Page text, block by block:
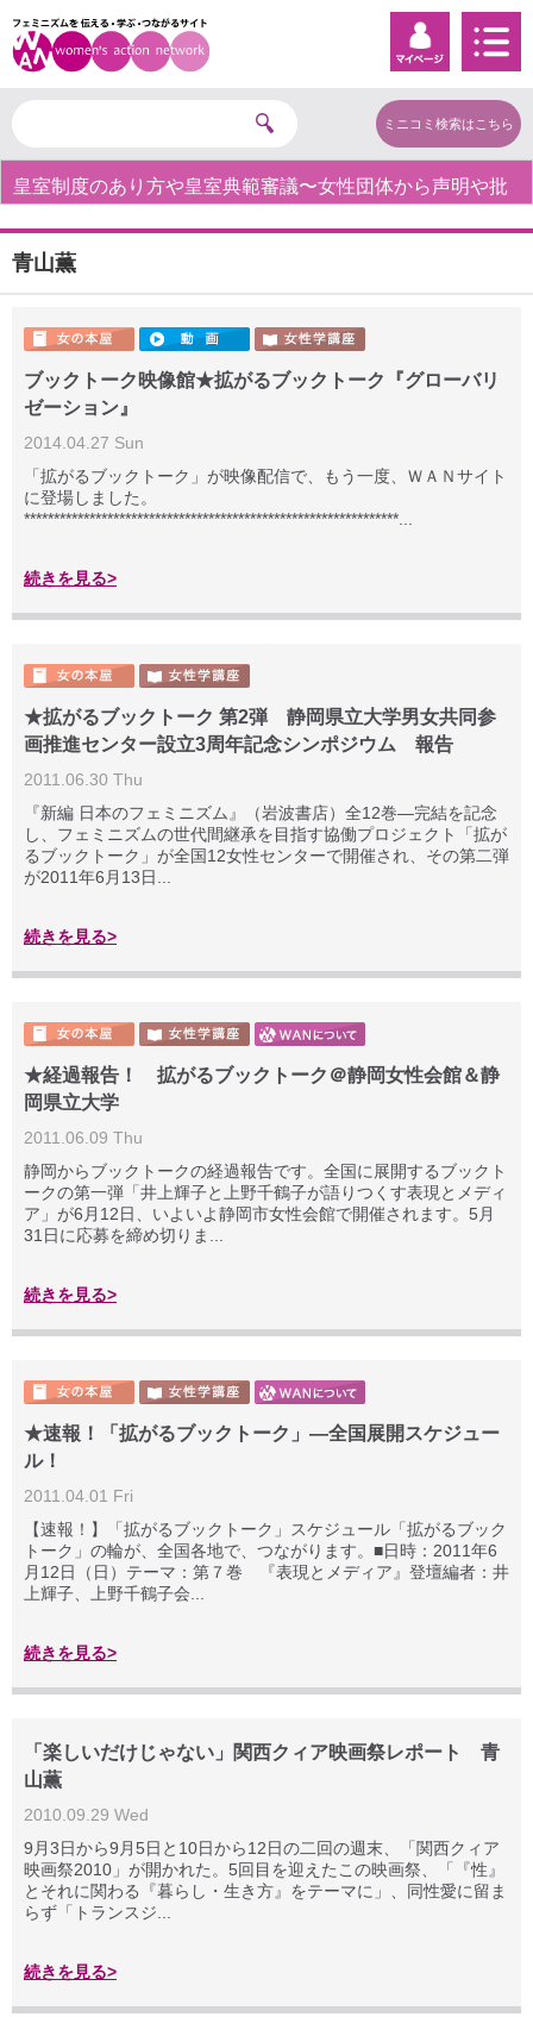
ミニコミ検索はこちら
皇室制度のあり方や皇室典範審議〜女性団体から声明や批
青山薫
ブックトーク映像館★拡がるブックトーク『グローバリ
ゼーション』
2014.04.27 Sun
「拡がるブックトーク」が映像配信で、もう一度、ＷＡＮサイト
に登場しました。
***************************************************************...
続きを見る>
★拡がるブックトーク 第2弾 静岡県立大学男女共同参
画推進センター設立3周年記念シンポジウム 報告
2011.06.30 Thu
『新編 日本のフェミニズム』（岩波書店）全12巻―完結を記念
し、フェミニズムの世代間継承を目指す協働プロジェクト「拡が
るブックトーク」が全国12女性センターで開催され、その第二弾
が2011年6月13日...
続きを見る>
★経過報告！ 拡がるブックトーク＠静岡女性会館＆静
岡県立大学
2011.06.09 Thu
静岡からブックトークの経過報告です。全国に展開するブックト
ークの第一弾「井上輝子と上野千鶴子が語りつくす表現とメディ
ア」が6月12日、いよいよ静岡市女性会館で開催されます。5月
31日に応募を締め切りま...
続きを見る>
★速報！「拡がるブックトーク」―全国展開スケジュー
ル！
2011.04.01 Fri
【速報！】「拡がるブックトーク」スケジュール「拡がるブック
トーク」の輪が、全国各地で、つながります。■日時：2011年6
月12日（日）テーマ：第７巻 『表現とメディア』登壇編者：井
上輝子、上野千鶴子会...
続きを見る>
「楽しいだけじゃない」関西クィア映画祭レポート 青
山薫
2010.09.29 Wed
9月3日から9月5日と10日から12日の二回の週末、「関西クィア
映画祭2010」が開かれた。5回目を迎えたこの映画祭、「『性』
とそれに関わる『暮らし・生き方』をテーマに」、同性愛に留ま
らず「トランスジ...
続きを見る>